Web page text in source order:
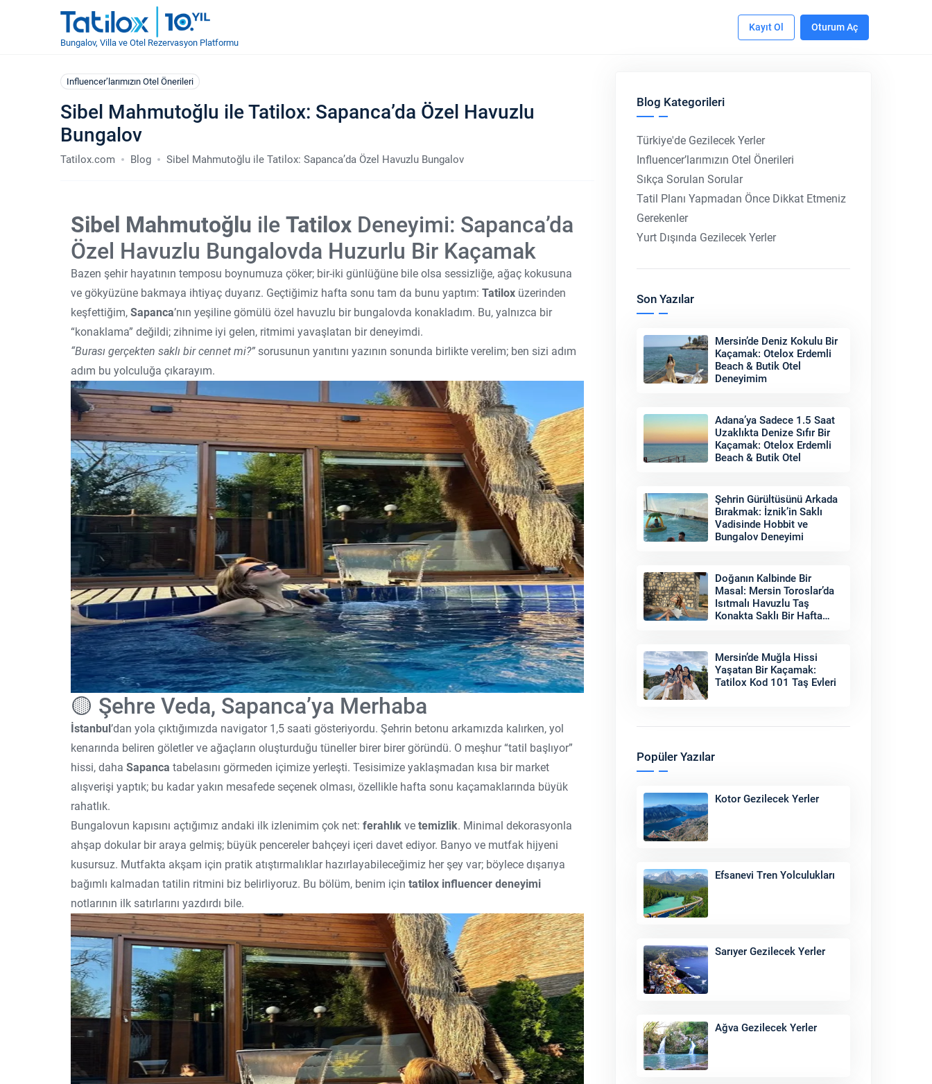
Bungalov, Villa ve Otel Rezervasyon Platformu
Kayıt Ol Oturum Aç
Influencer’larımızın Otel Önerileri
Sibel Mahmutoğlu ile Tatilox: Sapanca’da Özel Havuzlu
Bungalov
Tatilox.com Blog Sibel Mahmutoğlu ile Tatilox: Sapanca’da Özel Havuzlu Bungalov
Sibel Mahmutoğlu ile Tatilox Deneyimi: Sapanca’da
Özel Havuzlu Bungalovda Huzurlu Bir Kaçamak
Bazen şehir hayatının temposu boynumuza çöker; bir-iki günlüğüne bile olsa sessizliğe, ağaç kokusuna
ve gökyüzüne bakmaya ihtiyaç duyarız. Geçtiğimiz hafta sonu tam da bunu yaptım: Tatilox üzerinden
keşfettiğim, Sapanca’nın yeşiline gömülü özel havuzlu bir bungalovda konakladım. Bu, yalnızca bir
“konaklama” değildi; zihnime iyi gelen, ritmimi yavaşlatan bir deneyimdi.
“Burası gerçekten saklı bir cennet mi?” sorusunun yanıtını yazının sonunda birlikte verelim; ben sizi adım
adım bu yolculuğa çıkarayım.
🟡 Şehre Veda, Sapanca’ya Merhaba
İstanbul’dan yola çıktığımızda navigator 1,5 saati gösteriyordu. Şehrin betonu arkamızda kalırken, yol
kenarında beliren göletler ve ağaçların oluşturduğu tüneller birer birer göründü. O meşhur “tatil başlıyor”
hissi, daha Sapanca tabelasını görmeden içimize yerleşti. Tesisimize yaklaşmadan kısa bir market
alışverişi yaptık; bu kadar yakın mesafede seçenek olması, özellikle hafta sonu kaçamaklarında büyük
rahatlık.
Bungalovun kapısını açtığımız andaki ilk izlenimim çok net: ferahlık ve temizlik. Minimal dekorasyonla
ahşap dokular bir araya gelmiş; büyük pencereler bahçeyi içeri davet ediyor. Banyo ve mutfak hijyeni
kusursuz. Mutfakta akşam için pratik atıştırmalıklar hazırlayabileceğimiz her şey var; böylece dışarıya
bağımlı kalmadan tatilin ritmini biz belirliyoruz. Bu bölüm, benim için tatilox influencer deneyimi
notlarının ilk satırlarını yazdırdı bile.
Blog Kategorileri
Türkiye'de Gezilecek Yerler
Influencer’larımızın Otel Önerileri
Sıkça Sorulan Sorular
Tatil Planı Yapmadan Önce Dikkat Etmeniz
Gerekenler
Yurt Dışında Gezilecek Yerler
Son Yazılar
Mersin’de Deniz Kokulu Bir
Kaçamak: Otelox Erdemli
Beach & Butik Otel
Deneyimim
Adana’ya Sadece 1.5 Saat
Uzaklıkta Denize Sıfır Bir
Kaçamak: Otelox Erdemli
Beach & Butik Otel
Şehrin Gürültüsünü Arkada
Bırakmak: İznik’in Saklı
Vadisinde Hobbit ve
Bungalov Deneyimi
Doğanın Kalbinde Bir
Masal: Mersin Toroslar’da
Isıtmalı Havuzlu Taş
Konakta Saklı Bir Hafta
Mersin’de Muğla Hissi
Yaşatan Bir Kaçamak:
Tatilox Kod 101 Taş Evleri
Popüler Yazılar
Kotor Gezilecek Yerler
Efsanevi Tren Yolculukları
Sarıyer Gezilecek Yerler
Ağva Gezilecek Yerler